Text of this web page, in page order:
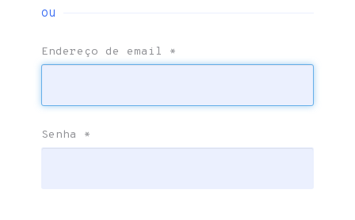
ou
Endereço de email *
Senha *